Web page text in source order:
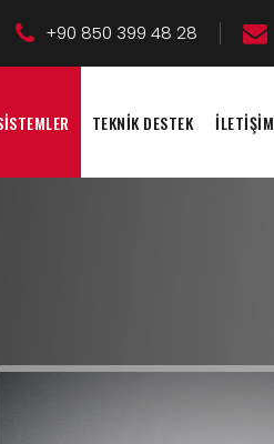
+90 850 399 48 28
TEKNİK DESTEK İLETİŞİM